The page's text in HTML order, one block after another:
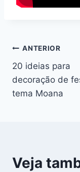
Navegação
de
Post
ANTERIOR
20 ideias para
decoração de
tema Moana
Veja